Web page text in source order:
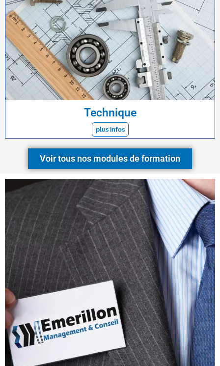
Technique
plus infos
Voir tous nos modules de formation